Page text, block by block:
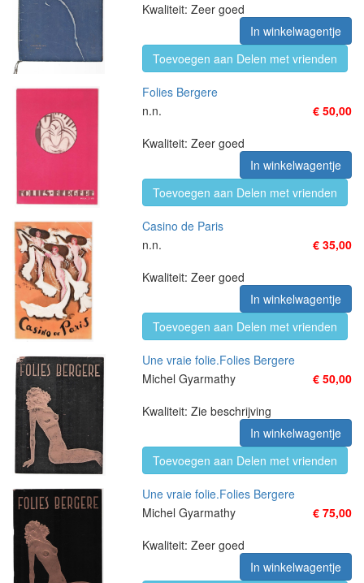
Kwaliteit: Zeer goed
In winkelwagentje
Toevoegen aan Delen met vrienden
Folies Bergere
n.n.
€ 50,00
Kwaliteit: Zeer goed
In winkelwagentje
Toevoegen aan Delen met vrienden
Casino de Paris
n.n.
€ 35,00
Kwaliteit: Zeer goed
In winkelwagentje
Toevoegen aan Delen met vrienden
Une vraie folie.Folies Bergere
Michel Gyarmathy
€ 50,00
Kwaliteit: Zie beschrijving
In winkelwagentje
Toevoegen aan Delen met vrienden
Une vraie folie.Folies Bergere
Michel Gyarmathy
€ 75,00
Kwaliteit: Zeer goed
In winkelwagentje